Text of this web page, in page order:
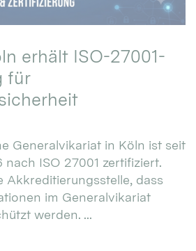
erhält ISO-27001-
für
Generalvikariat in Köln ist seit
ISO 27001 zertifiziert.
Akkreditierungsstelle, dass
im Generalvikariat
werden. ...